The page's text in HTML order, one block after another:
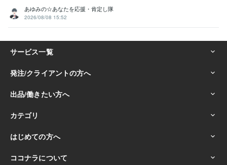
あゆみの☆あなたを応援・肯定し隊
2026/08/08 15:52